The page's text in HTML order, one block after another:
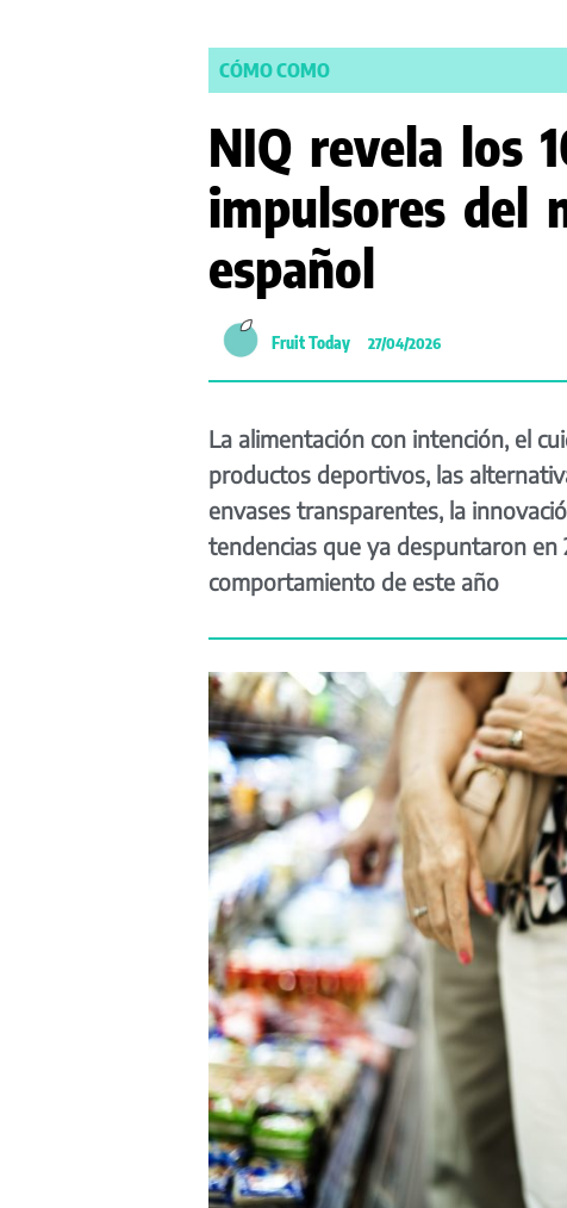
CÓMO COMO
NIQ revela los
impulsores del
español
Fruit Today 27/04/2026
La alimentación con intención, el
productos deportivos, las
envases transparentes, la
tendencias que ya despuntaron
comportamiento de este año